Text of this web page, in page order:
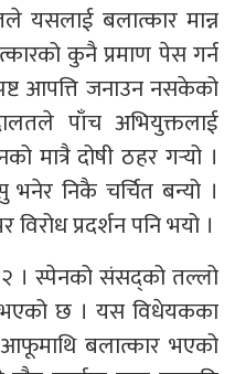
यसलाई बलात्कार मान्न
कुनै प्रमाण पेस गर्न
आपत्ति जनाउन नसकेको
पाँच अभियुक्तलाई
मात्रै दोषी ठहर गर्‍यो ।
निकै चर्चित बन्यो ।
प्रदर्शन पनि भयो ।
। स्पेनको संसद्को तल्लो
भएको छ । यस विधेयकका
बलात्कार भएको